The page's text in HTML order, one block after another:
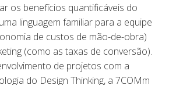
os benefícios quantificáveis do
linguagem familiar para a equipe
de custos de mão-de-obra)
(como as taxas de conversão).
de projetos com a
do Design Thinking, a 7COMm